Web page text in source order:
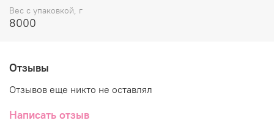
Вес с упаковкой, г
8000
Отзывы
Отзывов еще никто не оставлял
Написать отзыв